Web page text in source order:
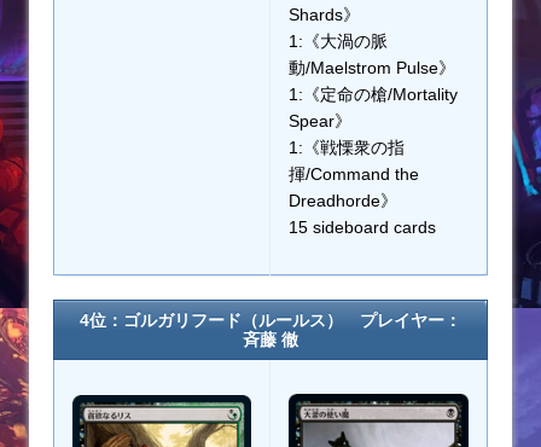
Shards》
1:《大渦の脈
動/Maelstrom Pulse》
1:《定命の槍/Mortality
Spear》
1:《戦慄衆の指
揮/Command the
Dreadhorde》
15 sideboard cards
4位：ゴルガリフード（ルールス） プレイヤー：
斉藤 徹